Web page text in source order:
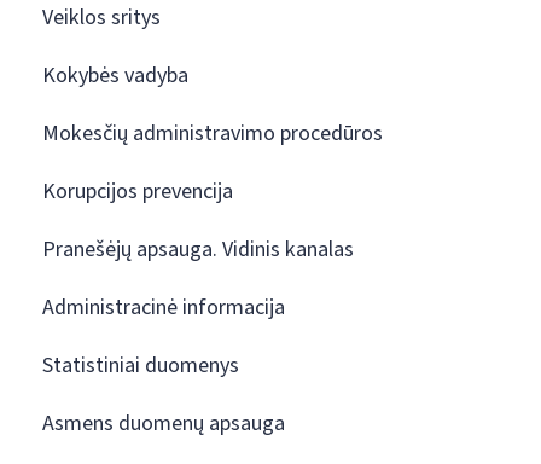
Veiklos sritys
Kokybės vadyba
Mokesčių administravimo procedūros
Korupcijos prevencija
Pranešėjų apsauga. Vidinis kanalas
Administracinė informacija
Statistiniai duomenys
Asmens duomenų apsauga